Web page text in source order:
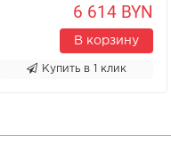
6 614 BYN
В корзину
Купить в 1 клик